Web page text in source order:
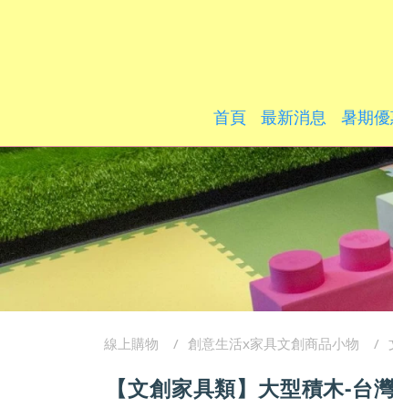
首頁 最新消息 暑期
【文創家具類】大型積木-台
線上購物 創意生活x家具文創商品小物